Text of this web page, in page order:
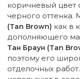
коричневый цвет
черного оттенка.
(Tan Brown) как в
дополняющего
Тан Браун (Tan
поэтому его
отделочных